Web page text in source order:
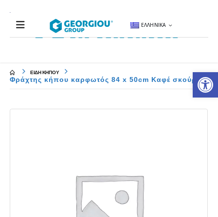
ΕΛΛΗΝΙΚΆ
ΕΙΔΗ ΚΗΠΟΥ
Φράχτης κήπου καρφωτός 84 x 50cm Καφέ σκούρο